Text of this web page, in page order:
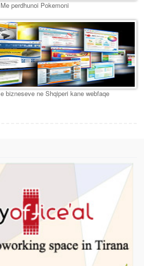
Me perdhunoi Pokemoni
bizneseve ne Shqiperi kane webfaqe